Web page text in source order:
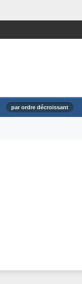
par ordre décroissant